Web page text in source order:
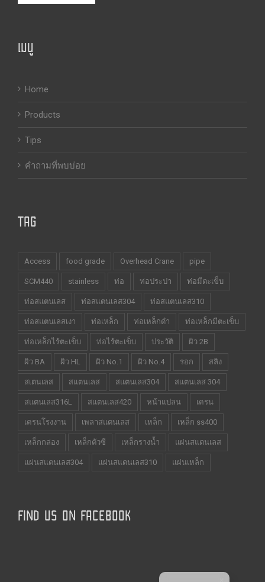
เมนู
Home
Products
Tips
คำถามที่พบบ่อย
TAG
Access food grade Overhead Crane pipe
SCM440 stainless ท่อ ท่อประปา ท่อมีตะเข็บ
ท่อสแตนเลส ท่อสแตนเลส304 ท่อสแตนเลส310
ท่อสแตนเลสเงา ท่อเหล็ก ท่อเหล็กดำ ท่อเหล็กมีตะเข็บ
ท่อเหล็กไร้ตะเข็บ ท่อไร้ตะเข็บ ประวัติ ผิว 2B
ผิว BA ผิว HL ผิว No.1 ผิว No.4 รอก สลิง
สเตนเลส สแตนเลส สแตนเลส304 สแตนเลส 304
สแตนเลส316L สแตนเลส420 หน้าแปลน เครน
เครนโรงงาน เพลาสแตนเลส เหล็ก เหล็ก ss400
เหล็กกล่อง เหล็กตัวซี เหล็กรางน้ำ แผ่นสแตนเลส
แผ่นสแตนเลส304 แผ่นสแตนเลส310 แผ่นเหล็ก
FIND US ON FACEBOOK